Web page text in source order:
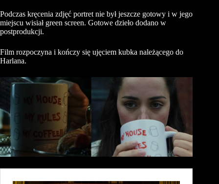
Podczas kręcenia zdjęć portret nie był jeszcze gotowy i w jego
miejscu wisiał green screen. Gotowe dzieło dodano w
postprodukcji.
Film rozpoczyna i kończy się ujęciem kubka należącego do
Harlana.